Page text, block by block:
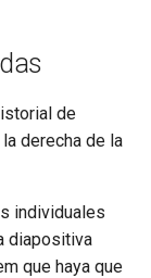
de
derecha de la
individuales
diapositiva
que haya que